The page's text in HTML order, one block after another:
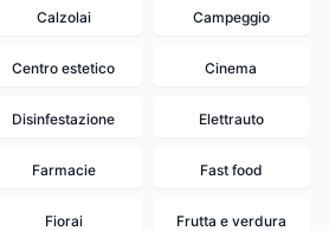
Calzolai Campeggio
Centro estetico Cinema
Disinfestazione Elettrauto
Farmacie Fast food
Fiorai Frutta e verdura